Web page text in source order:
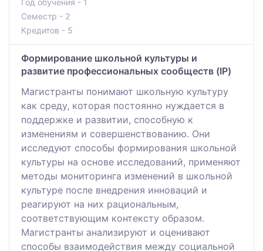
Год обучения - 1
Семестр - 2
Кредитов - 5
Формирование школьной культуры и
развитие профессиональных сообществ (IP)
Магистранты понимают школьную культуру
как среду, которая постоянно нуждается в
поддержке и развитии, способную к
изменениям и совершенствованию. Они
исследуют способы формирования школьной
культуры на основе исследований, применяют
методы мониторинга изменений в школьной
культуре после внедрения инноваций и
реагируют на них рациональным,
соответствующим контексту образом.
Магистранты анализируют и оценивают
способы взаимодействия между социальной